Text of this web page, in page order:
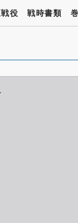
役 戦時書類 巻